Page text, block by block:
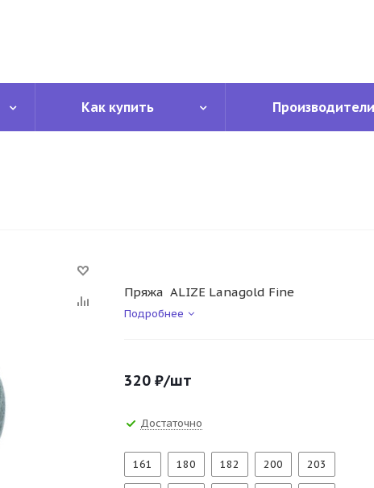
Как купить Производители
Пряжа ALIZE Lanagold Fine
Подробнее
320 ₽/шт
Достаточно
161 180 182 200 203